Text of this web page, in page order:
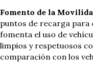
Fomento de la
puntos de recarga para
fomenta el uso de
limpios y respetuosos
comparación con los